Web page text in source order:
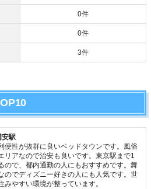
0件
0件
3件
安駅
便性が抜群に良いベッドタウンです。風俗
リアなので治安も良いです。東京駅まで1
ので、都内通勤の人にもおすすめです。舞
のでディズニー好きの人にも人気です。世
みやすい環境が整っています。